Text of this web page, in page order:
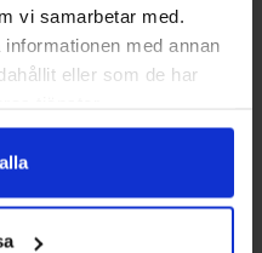
vi samarbetar med.
med annan
eller som de har
enkel inspektion.